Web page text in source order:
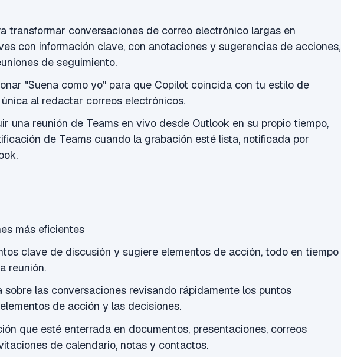
transformar conversaciones de correo electrónico largas en
con información clave, con anotaciones y sugerencias de acciones,
de seguimiento.
"Suena como yo" para que Copilot coincida con tu estilo de
al redactar correos electrónicos.
una reunión de Teams en vivo desde Outlook en su propio tiempo,
de Teams cuando la grabación esté lista, notificada por
más eficientes
clave de discusión y sugiere elementos de acción, todo en tiempo
reunión.
sobre las conversaciones revisando rápidamente los puntos
de acción y las decisiones.
que esté enterrada en documentos, presentaciones, correos
de calendario, notas y contactos.